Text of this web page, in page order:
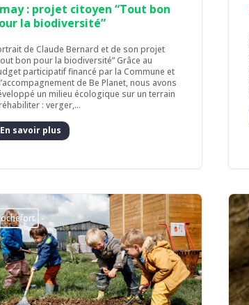
: projet citoyen “Tout bon
la biodiversité”
de Claude Bernard et de son projet
bon pour la biodiversité” Grâce au
participatif financé par la Commune et
de Be Planet, nous avons
un milieu écologique sur un terrain
: verger,...
En savoir plus